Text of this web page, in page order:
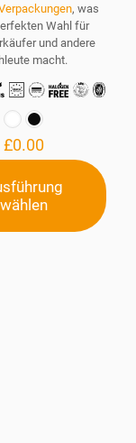
, was
Wahl für
und andere
macht.
£0.00
wählen